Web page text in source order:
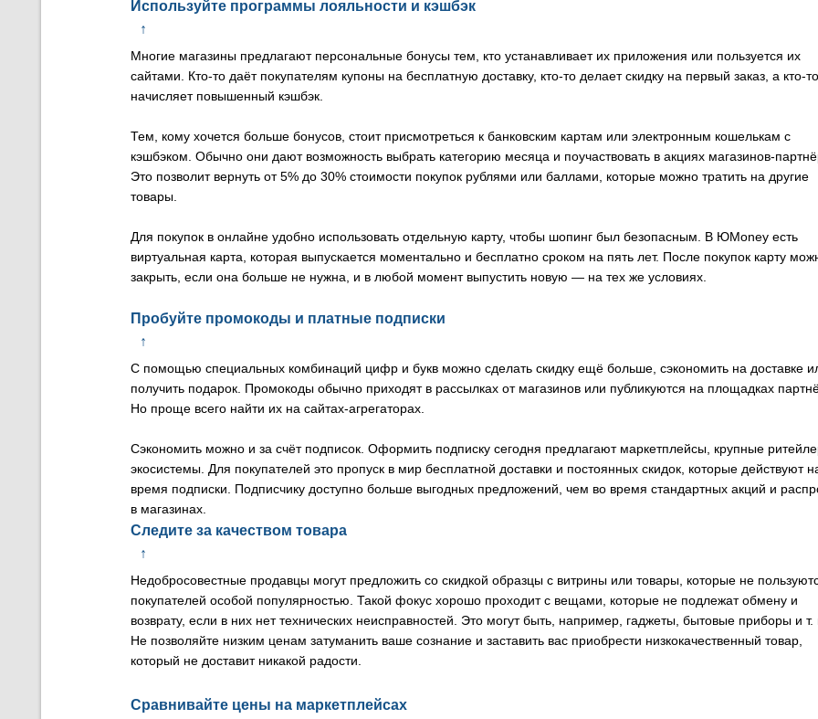
Используйте программы лояльности и кэшбэк
↑
Многие магазины предлагают персональные бонусы тем, кто устанавливает их приложения или пользуется их
сайтами. Кто-то даёт покупателям купоны на бесплатную доставку, кто-то делает скидку на первый заказ, а кто-то
начисляет повышенный кэшбэк.
Тем, кому хочется больше бонусов, стоит присмотреться к банковским картам или электронным кошелькам с
кэшбэком. Обычно они дают возможность выбрать категорию месяца и поучаствовать в акциях магазинов-
Это позволит вернуть от 5% до 30% стоимости покупок рублями или баллами, которые можно тратить на другие
товары.
Для покупок в онлайне удобно использовать отдельную карту, чтобы шопинг был безопасным. В ЮMoney есть
виртуальная карта, которая выпускается моментально и бесплатно сроком на пять лет. После покупок карту
закрыть, если она больше не нужна, и в любой момент выпустить новую — на тех же условиях.
Пробуйте промокоды и платные подписки
↑
С помощью специальных комбинаций цифр и букв можно сделать скидку ещё больше, сэкономить на доставке
получить подарок. Промокоды обычно приходят в рассылках от магазинов или публикуются на площадках
Но проще всего найти их на сайтах-агрегаторах.
Сэкономить можно и за счёт подписок. Оформить подписку сегодня предлагают маркетплейсы, крупные
экосистемы. Для покупателей это пропуск в мир бесплатной доставки и постоянных скидок, которые действуют
время подписки. Подписчику доступно больше выгодных предложений, чем во время стандартных акций и
в магазинах.
Следите за качеством товара
↑
Недобросовестные продавцы могут предложить со скидкой образцы с витрины или товары, которые не
покупателей особой популярностью. Такой фокус хорошо проходит с вещами, которые не подлежат обмену и
возврату, если в них нет технических неисправностей. Это могут быть, например, гаджеты, бытовые приборы и т.
Не позволяйте низким ценам затуманить ваше сознание и заставить вас приобрести низкокачественный товар,
который не доставит никакой радости.
Сравнивайте цены на маркетплейсах